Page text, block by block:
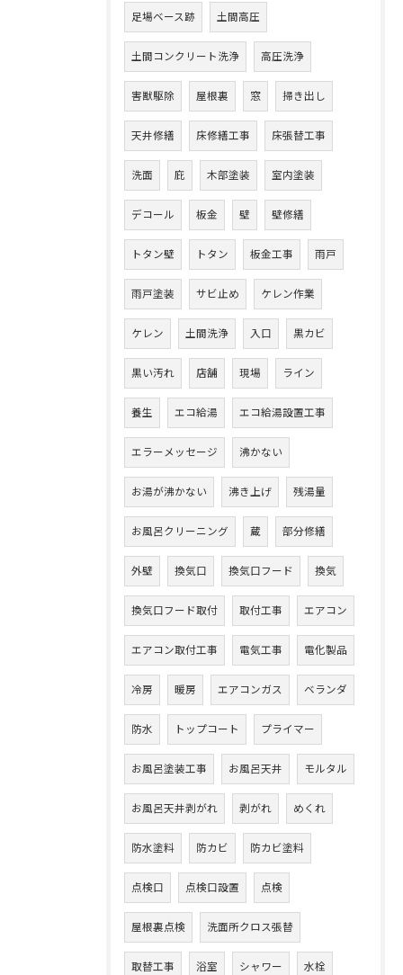
足場ベース跡 土間高圧
土間コンクリート洗浄 高圧洗浄
害獣駆除 屋根裏 窓 掃き出し
天井修繕 床修繕工事 床張替工事
洗面 庇 木部塗装 室内塗装
デコール 板金 壁 壁修繕
トタン壁 トタン 板金工事 雨戸
雨戸塗装 サビ止め ケレン作業
ケレン 土間洗浄 入口 黒カビ
黒い汚れ 店舗 現場 ライン
養生 エコ給湯 エコ給湯設置工事
エラーメッセージ 沸かない
お湯が沸かない 沸き上げ 残湯量
お風呂クリーニング 蔵 部分修繕
外壁 換気口 換気口フード 換気
換気口フード取付 取付工事 エアコン
エアコン取付工事 電気工事 電化製品
冷房 暖房 エアコンガス ベランダ
防水 トップコート プライマー
お風呂塗装工事 お風呂天井 モルタル
お風呂天井剥がれ 剥がれ めくれ
防水塗料 防カビ 防カビ塗料
点検口 点検口設置 点検
屋根裏点検 洗面所クロス張替
取替工事 浴室 シャワー 水栓